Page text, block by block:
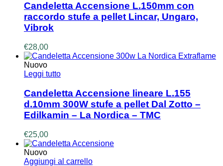
Candeletta Accensione L.150mm con
raccordo stufe a pellet Lincar, Ungaro,
Vibrok
€28,00
Nuovo
Leggi tutto
Candeletta Accensione lineare L.155
d.10mm 300W stufe a pellet Dal Zotto –
Edilkamin – La Nordica – TMC
€25,00
Nuovo
Aggiungi al carrello